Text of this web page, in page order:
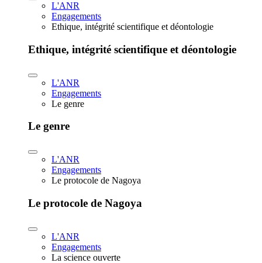
L'ANR
Engagements
Ethique, intégrité scientifique et déontologie
Ethique, intégrité scientifique et déontologie
L'ANR
Engagements
Le genre
Le genre
L'ANR
Engagements
Le protocole de Nagoya
Le protocole de Nagoya
L'ANR
Engagements
La science ouverte